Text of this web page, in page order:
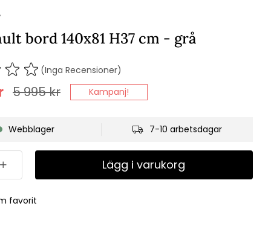
bord 140x81 H37 cm - grå
(Inga Recensioner)
5 995kr Kampanj!
Webblager 7-10 arbetsdagar
Lägg i varukorg
favorit